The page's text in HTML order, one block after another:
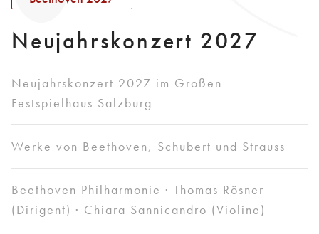
Neujahrskonzert 2027
Neujahrskonzert 2027 im Großen
Festspielhaus Salzburg
Werke von Beethoven, Schubert und Strauss
Beethoven Philharmonie · Thomas Rösner
(Dirigent) · Chiara Sannicandro (Violine)